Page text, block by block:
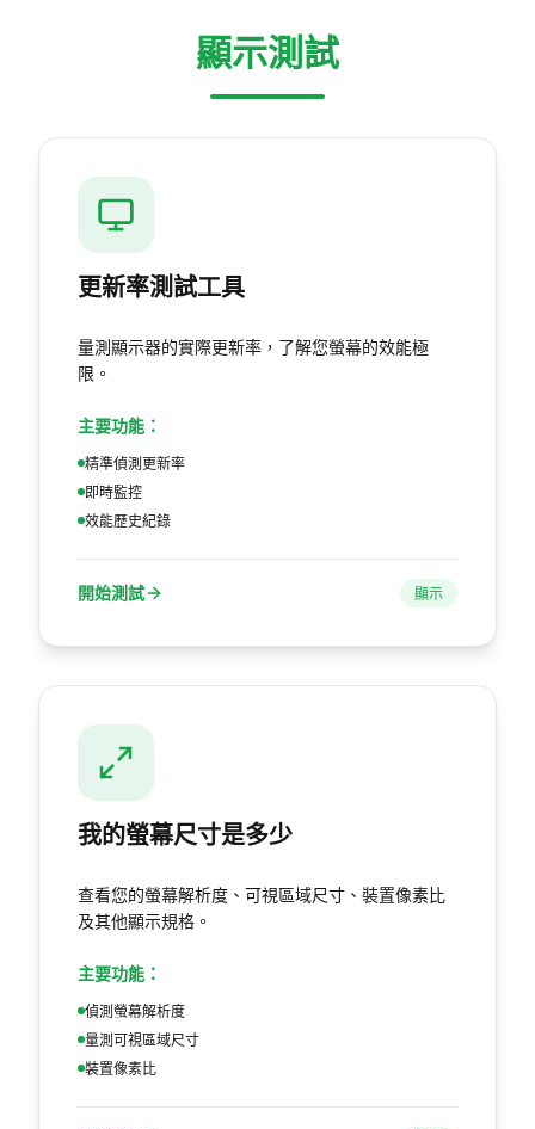
顯示測試
更新率測試工具
量測顯示器的實際更新率，了解您螢幕的效能極
限。
主要功能：
精準偵測更新率
即時監控
效能歷史紀錄
開始測試 顯示
我的螢幕尺寸是多少
查看您的螢幕解析度、可視區域尺寸、裝置像素比
及其他顯示規格。
主要功能：
偵測螢幕解析度
量測可視區域尺寸
裝置像素比